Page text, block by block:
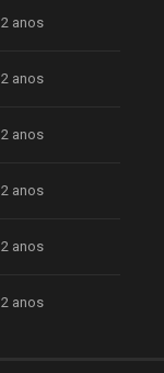
2 anos
2 anos
2 anos
2 anos
2 anos
2 anos